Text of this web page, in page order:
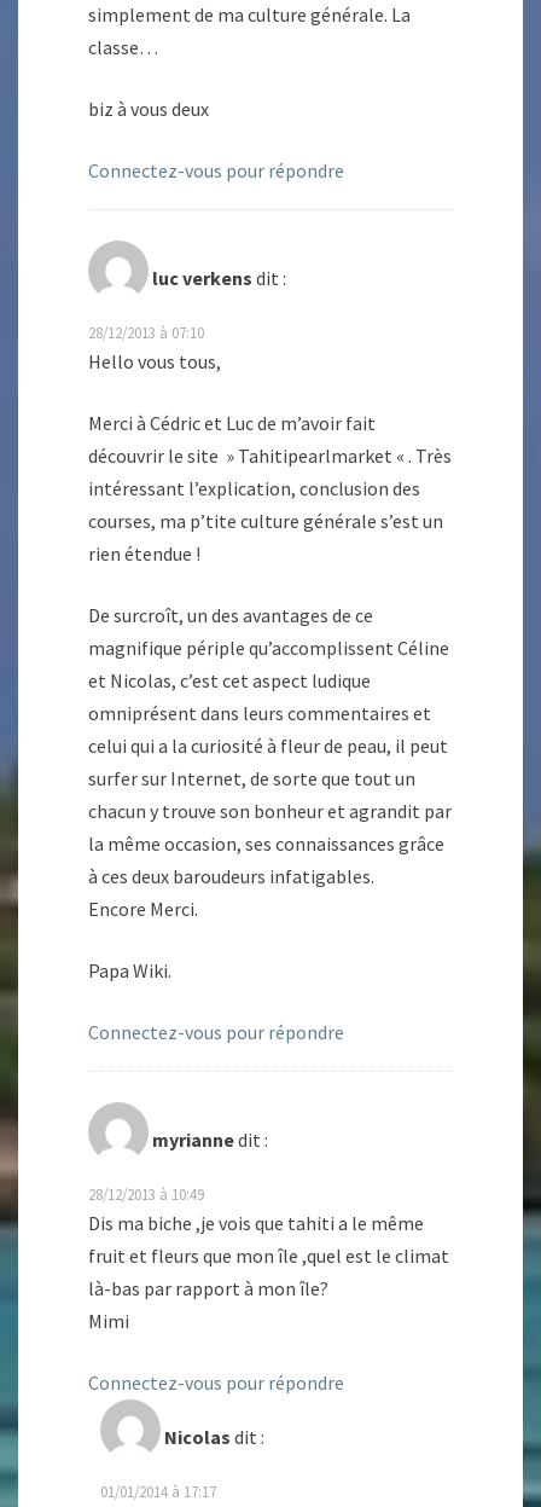
simplement de ma culture générale. La
classe…
biz à vous deux
Connectez-vous pour répondre
luc verkens dit :
28/12/2013 à 07:10
Hello vous tous,
Merci à Cédric et Luc de m’avoir fait
découvrir le site » Tahitipearlmarket « . Très
intéressant l’explication, conclusion des
courses, ma p’tite culture générale s’est un
rien étendue !
De surcroît, un des avantages de ce
magnifique périple qu’accomplissent Céline
et Nicolas, c’est cet aspect ludique
omniprésent dans leurs commentaires et
celui qui a la curiosité à fleur de peau, il peut
surfer sur Internet, de sorte que tout un
chacun y trouve son bonheur et agrandit par
la même occasion, ses connaissances grâce
à ces deux baroudeurs infatigables.
Encore Merci.
Papa Wiki.
Connectez-vous pour répondre
myriannedit :
28/12/2013 à 10:49
Dis ma biche ,je vois que tahiti a le même
fruit et fleurs que mon île ,quel est le climat
là-bas par rapport à mon île?
Mimi
Connectez-vous pour répondre
Nicolas dit :
01/01/2014 à 17:17